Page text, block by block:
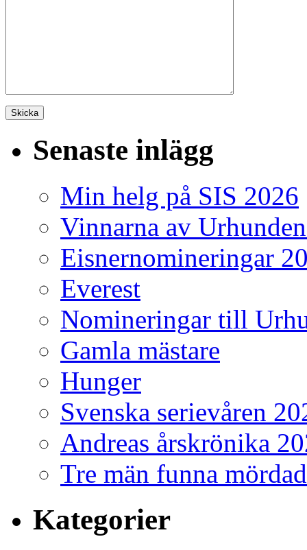
Senaste inlägg
Min helg på SIS 2026
Vinnarna av
Eisnernomineringar
Everest
Nomineringar till
Gamla mästare
Hunger
Svenska serievåren
Andreas årskrönika
Tre män funna
Kategorier